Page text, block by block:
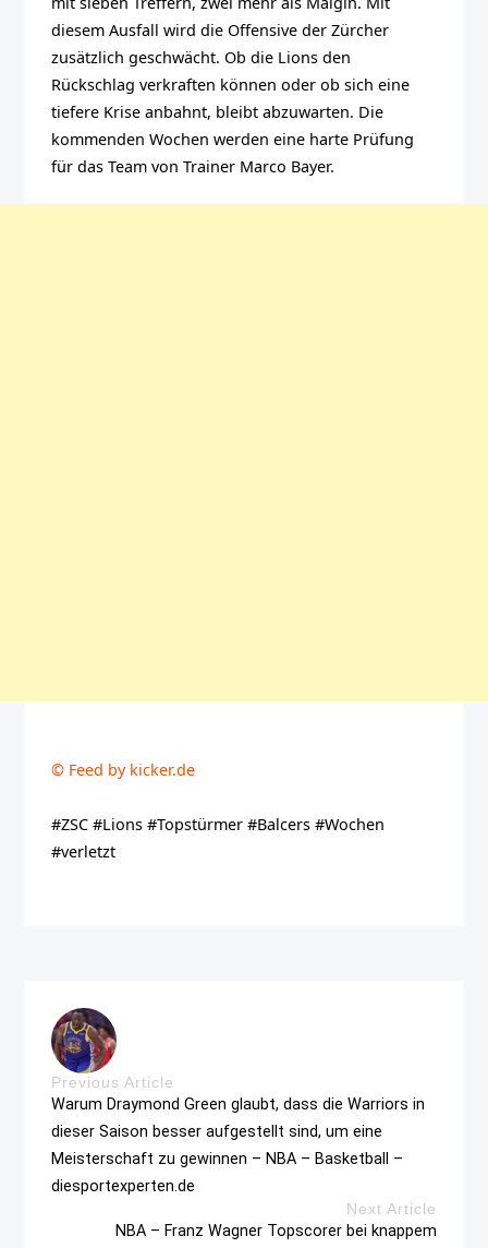
diesem Ausfall wird die Offensive der Zürcher
zusätzlich geschwächt. Ob die Lions den
Rückschlag verkraften können oder ob sich eine
tiefere Krise anbahnt, bleibt abzuwarten. Die
kommenden Wochen werden eine harte Prüfung
für das Team von Trainer Marco Bayer.
© Feed by kicker.de
#ZSC #Lions #Topstürmer #Balcers #Wochen
#verletzt
Previous Article
Warum Draymond Green glaubt, dass die Warriors in
dieser Saison besser aufgestellt sind, um eine
Meisterschaft zu gewinnen – NBA – Basketball –
diesportexperten.de
Next Article
NBA – Franz Wagner Topscorer bei knappem